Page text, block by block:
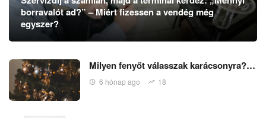
borravalót ad?” – Miért fizessen a vendég még
egyszer?
Milyen fenyőt válasszak karácsonyra?…
6 hónap ago 18